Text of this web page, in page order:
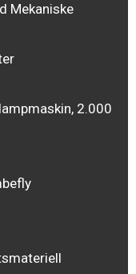
Mekaniske
2.000